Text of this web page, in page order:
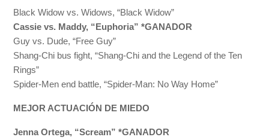
Black Widow vs. Widows, “Black Widow”
Cassie vs. Maddy, “Euphoria” *GANADOR
Guy vs. Dude, “Free Guy”
Shang-Chi bus fight, “Shang-Chi and the Legend of the Ten
Rings”
Spider-Men end battle, “Spider-Man: No Way Home”
MEJOR ACTUACIÓN DE MIEDO
Jenna Ortega, “Scream” *GANADOR